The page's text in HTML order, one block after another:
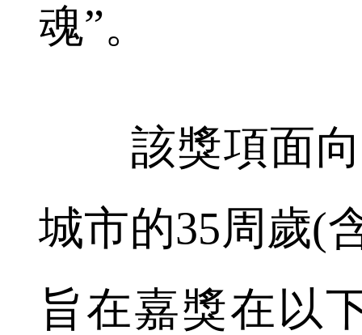
魂”。
該獎項面向
城市的35周歲(
旨在嘉獎在以